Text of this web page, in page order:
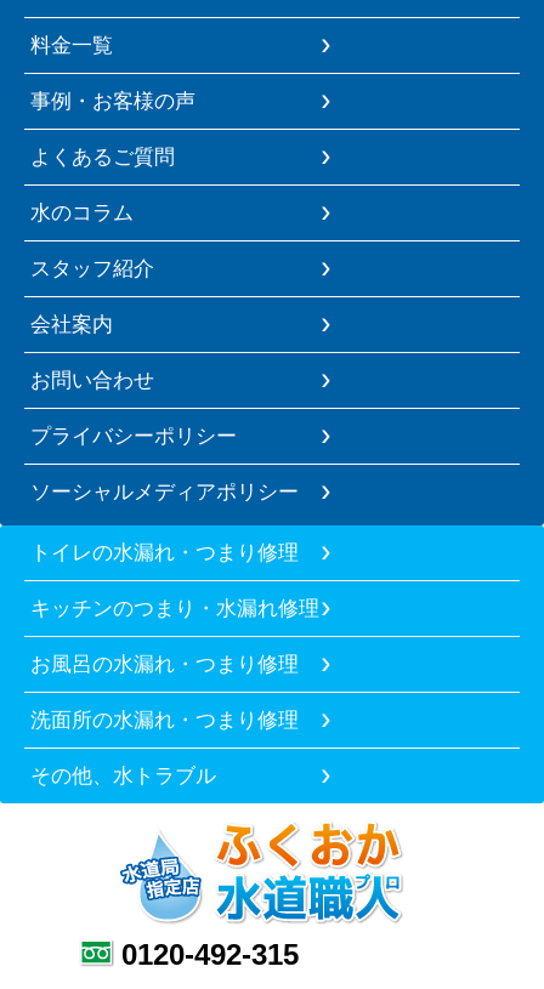
料金一覧
事例・お客様の声
よくあるご質問
水のコラム
スタッフ紹介
会社案内
お問い合わせ
プライバシーポリシー
ソーシャルメディアポリシー
トイレの水漏れ・つまり修理
キッチンのつまり・水漏れ修理
お風呂の水漏れ・つまり修理
洗面所の水漏れ・つまり修理
その他、水トラブル
0120-492-315